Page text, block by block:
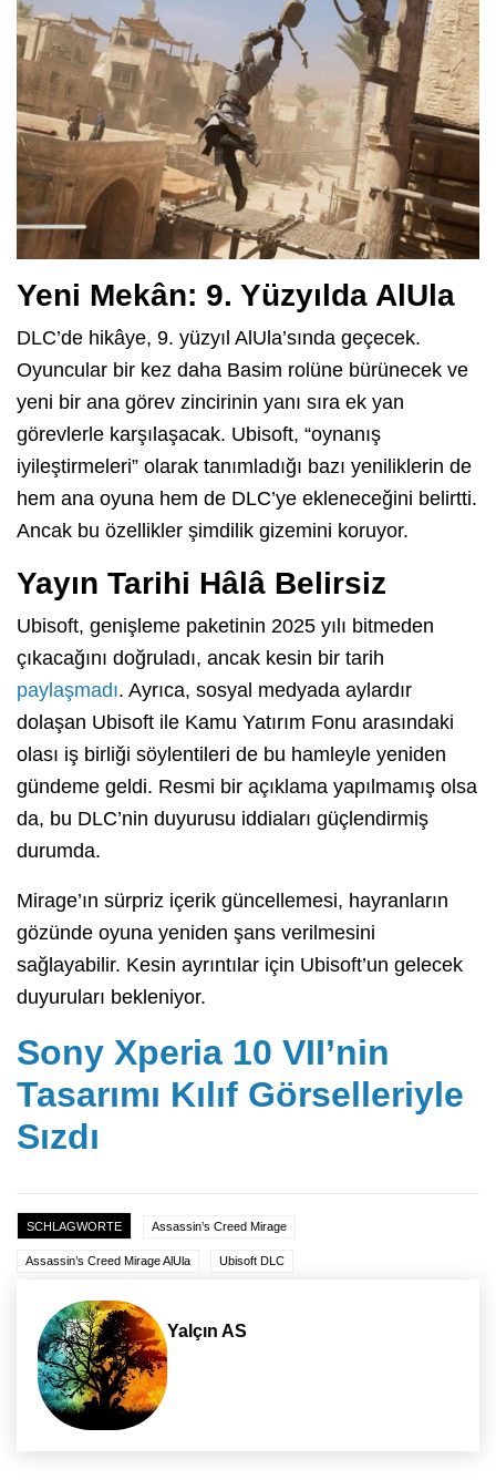
Yeni Mekân: 9. Yüzyılda AlUla
DLC’de hikâye, 9. yüzyıl AlUla’sında geçecek.
Oyuncular bir kez daha Basim rolüne bürünecek ve
yeni bir ana görev zincirinin yanı sıra ek yan
görevlerle karşılaşacak. Ubisoft, “oynanış
iyileştirmeleri” olarak tanımladığı bazı yeniliklerin de
hem ana oyuna hem de DLC’ye ekleneceğini belirtti.
Ancak bu özellikler şimdilik gizemini koruyor.
Yayın Tarihi Hâlâ Belirsiz
Ubisoft, genişleme paketinin 2025 yılı bitmeden
çıkacağını doğruladı, ancak kesin bir tarih
paylaşmadı. Ayrıca, sosyal medyada aylardır
dolaşan Ubisoft ile Kamu Yatırım Fonu arasındaki
olası iş birliği söylentileri de bu hamleyle yeniden
gündeme geldi. Resmi bir açıklama yapılmamış olsa
da, bu DLC’nin duyurusu iddiaları güçlendirmiş
durumda.
Mirage’ın sürpriz içerik güncellemesi, hayranların
gözünde oyuna yeniden şans verilmesini
sağlayabilir. Kesin ayrıntılar için Ubisoft’un gelecek
duyuruları bekleniyor.
Sony Xperia 10 VII’nin
Tasarımı Kılıf Görselleriyle
Sızdı
SCHLAGWORTE Assassin’s Creed Mirage
Assassin’s Creed Mirage AlUla Ubisoft DLC
Yalçın AS